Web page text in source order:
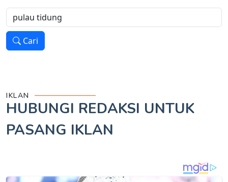
Cari
IKLAN
HUBUNGI REDAKSI UNTUK
PASANG IKLAN